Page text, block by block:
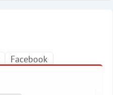
Facebook